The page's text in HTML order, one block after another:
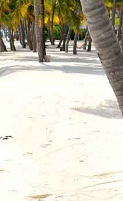
migliore?
Columbus supera il 21%